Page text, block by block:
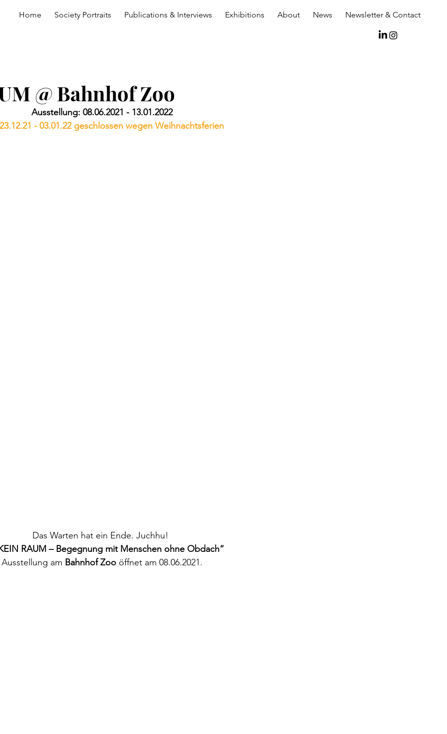
Home Society Portraits Publications & Interviews Exhibitions About News Newsletter & Contact
@ Bahnhof Zoo
Ausstellung: 08.06.2021 - 13.01.2022
23.12.21 - 03.01.22 geschlossen wegen Weihnachtsferien
Das Warten hat ein Ende. Juchhu!
RAUM – Begegnung mit Menschen ohne Obdach“
Ausstellung am Bahnhof Zoo öffnet am 08.06.2021.